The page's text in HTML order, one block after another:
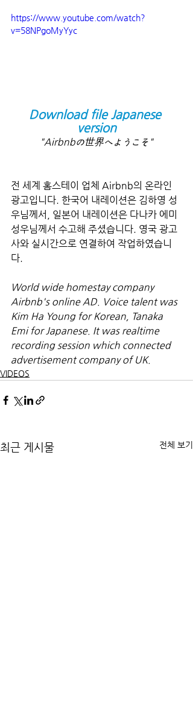
https://www.youtube.com/watch?
v=58NPgoMyYyc
Download file Japanese
version
"Airbnbの世界へようこそ"
전 세계 홈스테이 업체 Airbnb의 온라인
광고입니다. 한국어 내레이션은 김하영 성
우님께서, 일본어 내레이션은 다나카 에미
성우님께서 수고해 주셨습니다. 영국 광고
사와 실시간으로 연결하여 작업하였습니
다.
World wide homestay company
Airbnb's online AD. Voice talent was
Kim Ha Young for Korean, Tanaka
Emi for Japanese. It was realtime
recording session which connected
advertisement company of UK.
VIDEOS
최근 게시물 전체 보기